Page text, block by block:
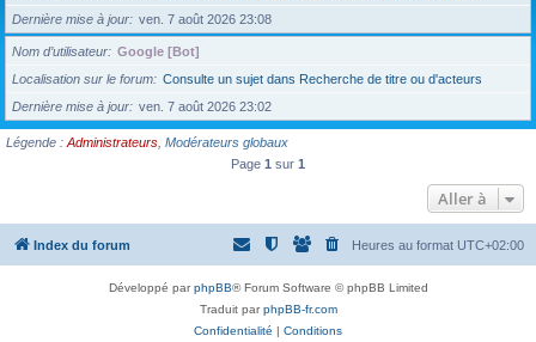
Dernière mise à jour
ven. 7 août 2026 23:08
Nom d’utilisateur
Google [Bot]
Localisation sur le forum
Consulte un sujet dans Recherche de titre ou d'acteurs
Dernière mise à jour
ven. 7 août 2026 23:02
Légende : Administrateurs Modérateurs globaux
Page 1 sur 1
Aller à
Index du forum Heures au format UTC+02:00
Développé parphpBB® Forum Software © phpBB Limited
Traduit parphpBB-fr.com
Confidentialité | Conditions